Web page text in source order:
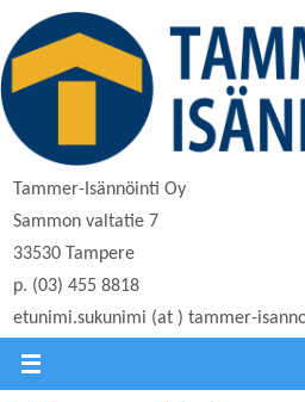
content
Tammer-Isännöinti Oy
Sammon valtatie 7
33530 Tampere
p. (03) 455 8818
etunimi.sukunimi (at ) tammer-